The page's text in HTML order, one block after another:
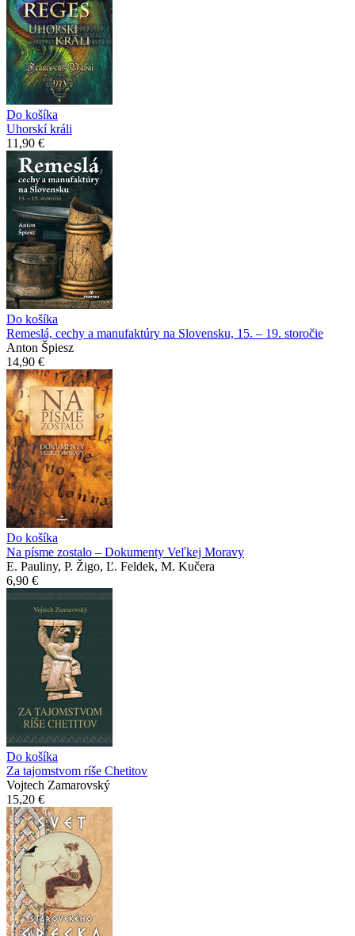
Do košíka
Uhorskí králi
11,90 €
Do košíka
Remeslá, cechy a manufaktúry na Slovensku, 15. – 19. storočie
Anton Špiesz
14,90 €
Do košíka
Na písme zostalo – Dokumenty Veľkej Moravy
E. Pauliny, P. Žigo, Ľ. Feldek, M. Kučera
6,90 €
Do košíka
Za tajomstvom ríše Chetitov
Vojtech Zamarovský
15,20 €